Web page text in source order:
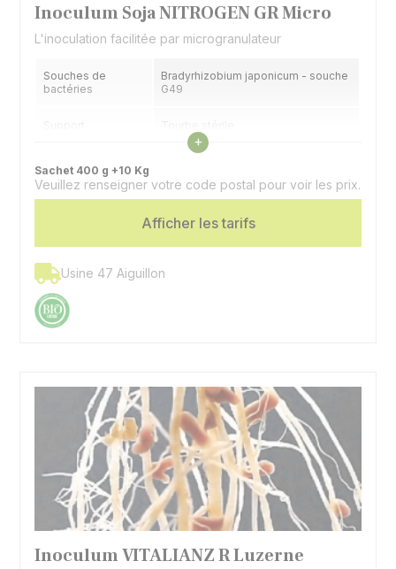
Inoculum Soja NITROGEN GR Micro
L'inoculation facilitée par microgranulateur
Souches de
bactéries
Bradyrhizobium japonicum - souche
G49
Sachet dose Un sachet par hectare
Voir les caractéristiques
+
Sachet 400 g +10 Kg
Veuillez renseigner votre code postal pour voir les prix.
Afficher les tarifs
Usine 47 Aiguillon
Inoculum VITALIANZ R Luzerne